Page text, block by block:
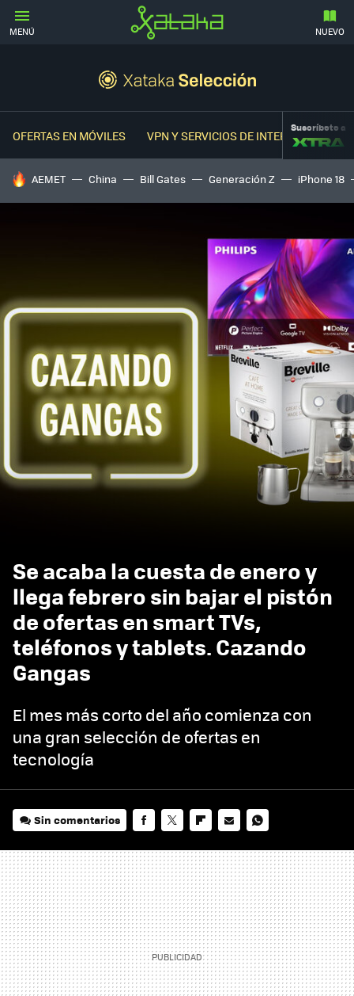
MENÚ NUEVO
OFERTAS EN MÓVILES VPN Y SERVICIOS DE INTERNETSuscríbete a
HOY SE HABLA DE
AEMET China Bill Gates Generación Z iPhone 18
Se acaba la cuesta de enero y
llega febrero sin bajar el pistón
de ofertas en smart TVs,
teléfonos y tablets. Cazando
Gangas
El mes más corto del año comienza con
una gran selección de ofertas en
tecnología
Sin comentarios
MAIL